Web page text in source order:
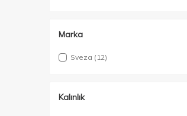
Marka
Sveza (12)
Kalınlık